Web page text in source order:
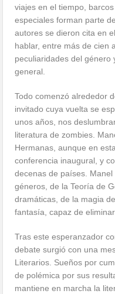
viajes en el tiempo,
especiales forman parte
autores se dieron cita en
hablar, entre más de cien
peculiaridades del género
general.
Todo comenzó alrededor
invitado cuya vuelta se
unos años, nos
literatura de zombies.
Hermanas, aunque en
conferencia inaugural, y
decenas de países.
géneros, de la Teoría de
dramáticas, de la magia
fantasía, capaz de
Tras este esperanzador
debate surgió con una
Literarios. Sueños por
de polémica por sus
mantiene en marcha la